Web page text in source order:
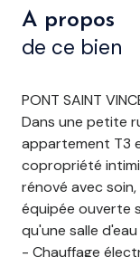
A propos
de ce bien
PONT SAINT
Dans une petite
appartement T3
copropriété
rénové avec
équipée ouverte
qu'une salle
- Chauffage